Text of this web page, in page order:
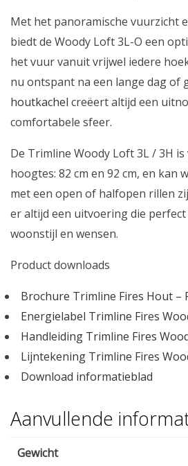
Met het panoramische vuurzicht
biedt de Woody Loft 3L-O een
het vuur vanuit vrijwel iedere
nu ontspant na een lange dag of
houtkachel creëert altijd een
comfortabele sfeer.
De Trimline Woody Loft 3L / 3H
hoogtes: 82 cm en 92 cm, en kan
met een open of halfopen rillen
er altijd een uitvoering die
woonstijl en wensen.
Product downloads
Brochure Trimline Fires Hout –
Energielabel Trimline Fires
Handleiding Trimline Fires
Lijntekening Trimline Fires
Download informatieblad
Aanvullende
Gewicht